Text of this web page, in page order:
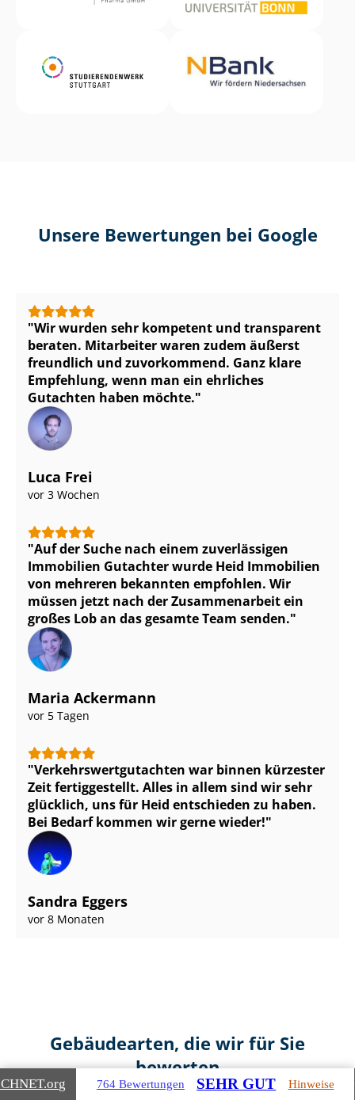
Unsere Bewertungen bei Google
Wir wurden sehr kompetent und transparent
beraten. Mitarbeiter waren zudem äußerst
freundlich und zuvorkommend. Ganz klare
Empfehlung, wenn man ein ehrliches
Gutachten haben möchte.
Luca Frei
vor 3 Wochen
Auf der Suche nach einem zuverlässigen
Immobilien Gutachter wurde Heid Immobilien
von mehreren bekannten empfohlen. Wir
müssen jetzt nach der Zusammenarbeit ein
großes Lob an das gesamte Team senden.
Maria Ackermann
vor 5 Tagen
Ver­kehrs­wert­gut­ach­ten war binnen kürzester
Zeit fertiggestellt. Alles in allem sind wir sehr
glücklich, uns für Heid entschieden zu haben.
Bei Bedarf kommen wir gerne wieder!
Sandra Eggers
vor 8 Monaten
Gebäudearten, die wir für Sie
bewerten
.org 764 Bewertungen SEHR GUT Hinweise